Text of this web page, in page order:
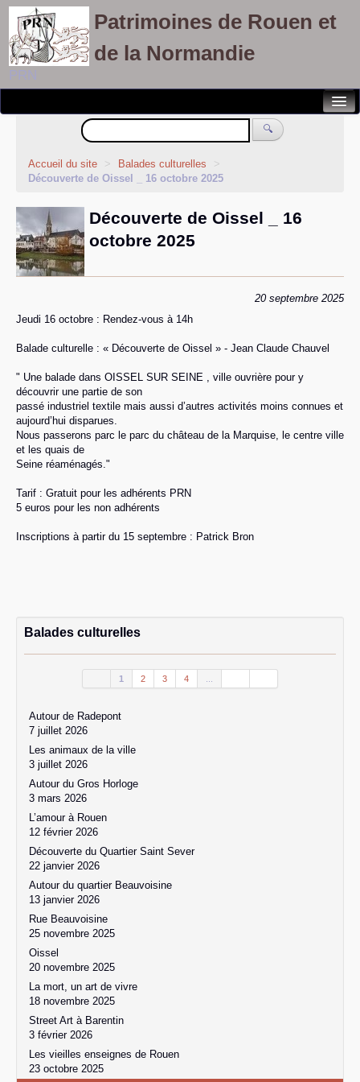
Patrimoines de Rouen et
de la Normandie
PRN
Notre association
Randonnées patrimoines
Visites découvertes
Balades culturelles
Rallyes pédestres
Adhérents
🔍
Accueil du site > Balades culturelles
>
Découverte de Oissel _ 16 octobre 2025
Découverte de Oissel _ 16
octobre 2025
20 septembre 2025
Jeudi 16 octobre : Rendez-vous à 14h
Balade culturelle : « Découverte de Oissel » - Jean Claude Chauvel
" Une balade dans OISSEL SUR SEINE , ville ouvrière pour y
découvrir une partie de son
passé industriel textile mais aussi d’autres activités moins connues et
aujourd’hui disparues.
Nous passerons parc le parc du château de la Marquise, le centre ville
et les quais de
Seine réaménagés."
Tarif : Gratuit pour les adhérents PRN
5 euros pour les non adhérents
Inscriptions à partir du 15 septembre : Patrick Bron
Balades culturelles
1 2 3 4
Autour de Radepont
7 juillet 2026
Les animaux de la ville
3 juillet 2026
Autour du Gros Horloge
3 mars 2026
L’amour à Rouen
12 février 2026
Découverte du Quartier Saint Sever
22 janvier 2026
Autour du quartier Beauvoisine
13 janvier 2026
Rue Beauvoisine
25 novembre 2025
Oissel
20 novembre 2025
La mort, un art de vivre
18 novembre 2025
Street Art à Barentin
3 février 2026
Les vieilles enseignes de Rouen
23 octobre 2025